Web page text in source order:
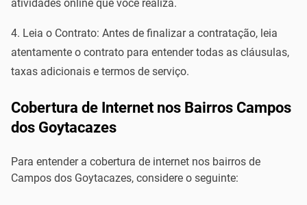
atividades online que você realiza.
Leia o Contrato: Antes de finalizar a contratação, leia
atentamente o contrato para entender todas as cláusulas,
taxas adicionais e termos de serviço.
Cobertura de Internet nos Bairros Campos
dos Goytacazes
Para entender a cobertura de internet nos bairros de
Campos dos Goytacazes, considere o seguinte: